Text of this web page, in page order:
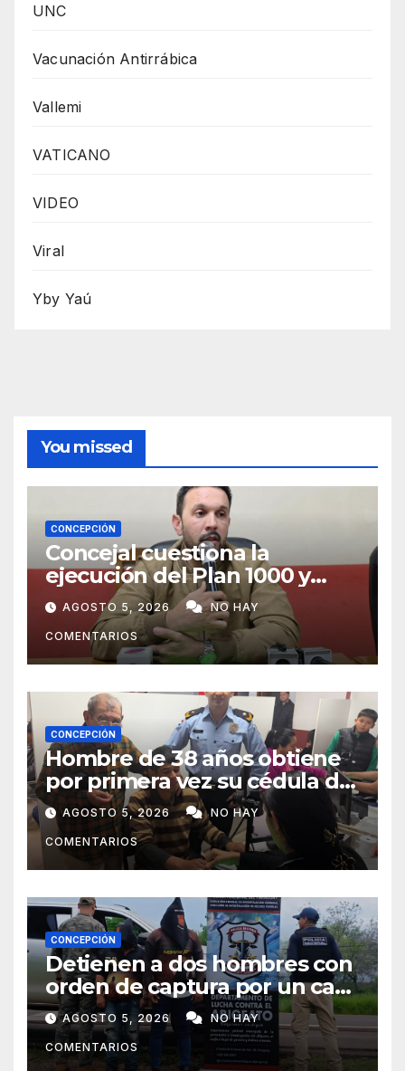
UNC
Vacunación Antirrábica
Vallemi
VATICANO
VIDEO
Viral
Yby Yaú
You missed
CONCEPCIÓN
Concejal cuestiona la
ejecución del Plan 1000 y
pide mayor participación del
municipio
AGOSTO 5, 2026 NO HAY
COMENTARIOS
CONCEPCIÓN
Hombre de 38 años obtiene
por primera vez su cédula de
identidad en Concepción
AGOSTO 5, 2026 NO HAY
COMENTARIOS
CONCEPCIÓN
Detienen a dos hombres con
orden de captura por un caso
de abigeato
AGOSTO 5, 2026 NO HAY
COMENTARIOS